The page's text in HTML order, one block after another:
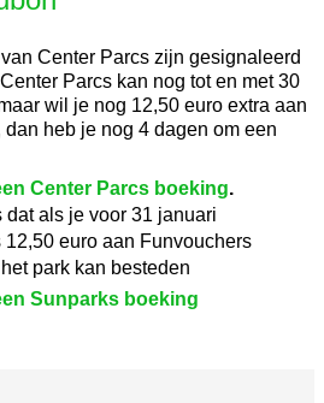
Center Parcs zijn gesignaleerd
Parcs kan nog tot en met 30
wil je nog 12,50 euro extra aan
heb je nog 4 dagen om een
Center Parcs boeking.
dat als je voor 31 januari
12,50 euro aan Funvouchers
park kan besteden
Sunparks boeking